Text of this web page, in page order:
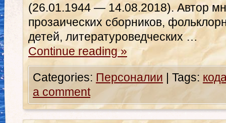
(26.01.1944 — 14.08.2018). Автор
прозаических сборников,
детей, литературоведческих …
Continue reading»
Categories: Персоналии | Tags:
a comment